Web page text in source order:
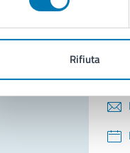
Rifiuta